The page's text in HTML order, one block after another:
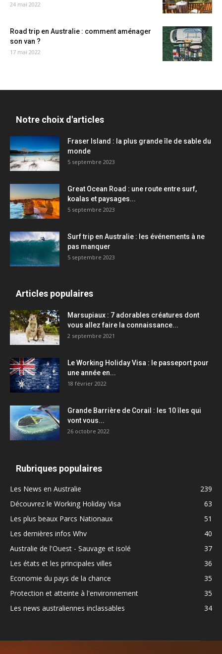
24 mai 2022
Road trip en Australie : comment aménager
son van ?
17 mai 2022
Notre choix d'articles
Fraser Island : la plus grande île de sable du
monde
5 septembre 2023
Great Ocean Road : une route entre surf,
koalas et paysages...
5 septembre 2023
Surf trip en Australie : les événements à ne
pas manquer
5 septembre 2023
Articles populaires
Marsupiaux : 7 adorables créatures dont
vous allez faire la connaissance...
2 septembre 2021
Le Working Holiday Visa : le passeport pour
une année en...
18 février 2022
Grande Barrière de Corail : les 10 îles qui
vont vous...
26 octobre 2022
Rubriques populaires
Les News en Australie
239
Découvrez le Working Holiday Visa
63
Les plus beaux Parcs Nationaux
51
Les dernières infos Whv
40
Australie de l'Ouest - Sauvage et isolé
37
Les états et les principales villes
36
Economie du pays de la chance
35
Protection et atteinte à l'environnement
35
Les news australiennes inclassables
34